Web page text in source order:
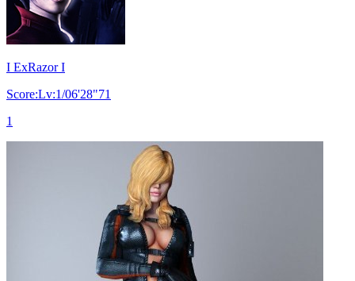
I ExRazor I
Score:Lv:1/06'28"71
1